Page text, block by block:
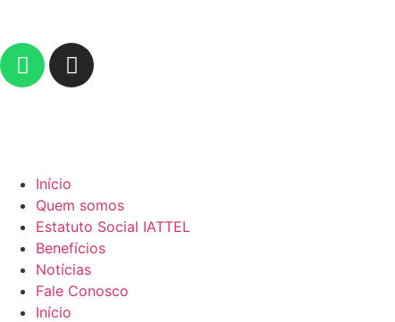
Início
Quem somos
Estatuto Social IATTEL
Benefícios
Notícias
Fale Conosco
Início